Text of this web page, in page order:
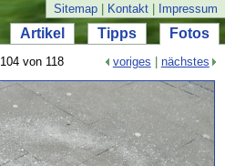
Sitemap Kontakt Impressum
Artikel Tipps Fotos
von 118 voriges nächstes